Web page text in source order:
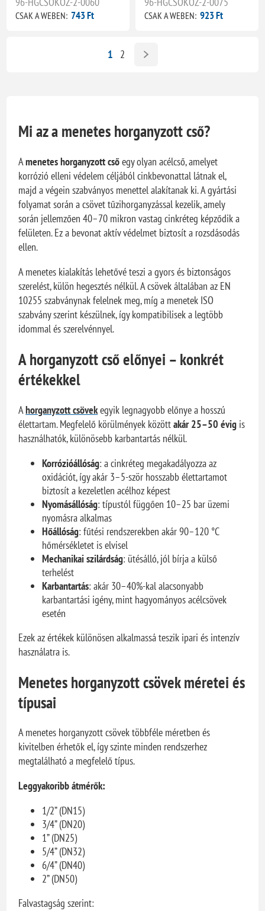
CSAK A WEBEN: 743 Ft CSAK A WEBEN: 923 Ft
1 2
Mi az a menetes horganyzott cső?
Amenetes horganyzott csőegy olyan acélcső, amelyet
korrózió elleni védelem céljából cinkbevonattal látnak el,
majd a végein szabványos menettel alakítanak ki. A gyártási
folyamat során a csövet tűzihorganyzással kezelik, amely
során jellemzően 40–70 mikron vastag cinkréteg képződik a
felületen. Ez a bevonat aktív védelmet biztosít a rozsdásodás
ellen.
A menetes kialakítás lehetővé teszi a gyors és biztonságos
szerelést, külön hegesztés nélkül. A csövek általában az EN
10255 szabványnak felelnek meg, míg a menetek ISO
szabvány szerint készülnek, így kompatibilisek a legtöbb
idommal és szerelvénnyel.
A horganyzott cső előnyei – konkrét
értékekkel
Ahorganyzott csövekegyik legnagyobb előnye a hosszú
élettartam. Megfelelő körülmények közöttakár 25–50 évig is
használhatók, különösebb karbantartás nélkül.
Korrózióállóság: a cinkréteg megakadályozza az
oxidációt, így akár 3–5-ször hosszabb élettartamot
biztosít a kezeletlen acélhoz képest
Nyomásállóság: típustól függően 10–25 bar üzemi
nyomásra alkalmas
Hőállóság: fűtési rendszerekben akár 90–120 °C
hőmérsékletet is elvisel
Mechanikai szilárdság: ütésálló, jól bírja a külső
terhelést
Karbantartás: akár 30–40%-kal alacsonyabb
karbantartási igény, mint hagyományos acélcsövek
esetén
Ezek az értékek különösen alkalmassá teszik ipari és intenzív
használatra is.
Menetes horganyzott csövek méretei és
típusai
A menetes horganyzott csövek többféle méretben és
kivitelben érhetők el, így szinte minden rendszerhez
megtalálható a megfelelő típus.
Leggyakoribb átmérők:
1/2” (DN15)
3/4” (DN20)
1” (DN25)
5/4” (DN32)
6/4” (DN40)
2” (DN50)
Falvastagság szerint: